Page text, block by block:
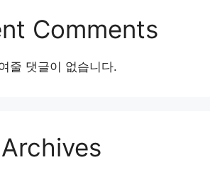
Comments
줄 댓글이 없습니다.
Archives